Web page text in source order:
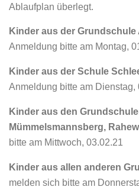
Ablaufplan überlegt.
Kinder aus der
Anmeldung bitte am Montag,
Kinder aus der Schule
Anmeldung bitte am Dienstag,
Kinder aus den
Mümmelsmannsberg,
bitte am Mittwoch, 03.02.21
Kinder aus allen anderen
melden sich bitte am